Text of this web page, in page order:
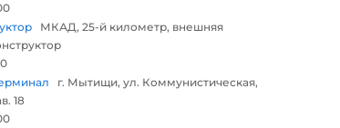
МКАД, 25-й километр, внешняя
г. Мытищи, ул. Коммунистическая,
18